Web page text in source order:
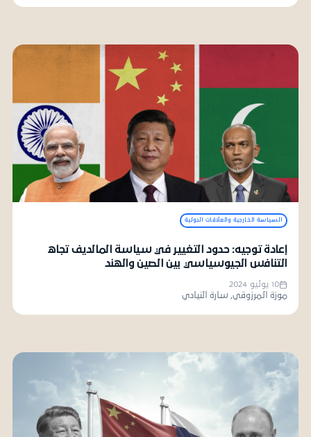
السياسة الخارجية والعلاقات الدولية
إعادة توجيه: حدود التغيير في سياسة المالديف تجاه
التنافس الجيوسياسي بين الصين والهند
10 يوليو 2024
موزة المرزوقي, سارة النيادي